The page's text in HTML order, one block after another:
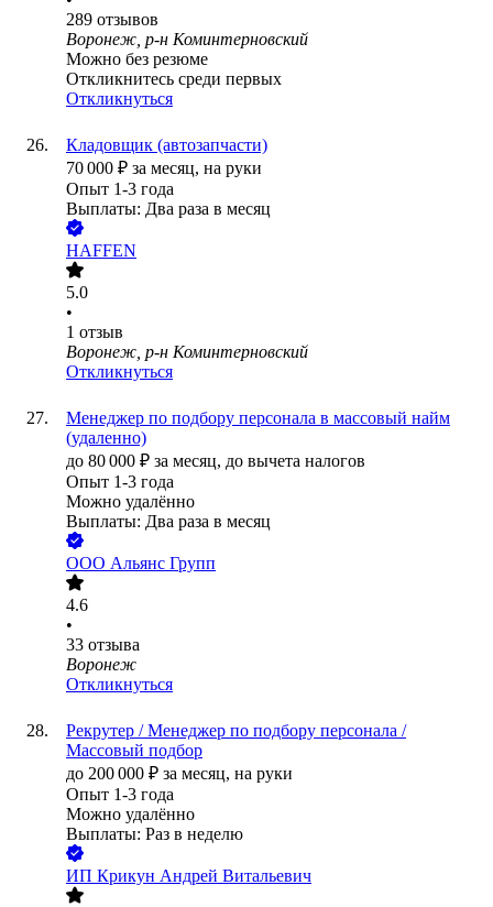
289 отзывов
Воронеж, р-н Коминтерновский
Можно без резюме
Откликнитесь среди первых
Откликнуться
Кладовщик (автозапчасти)
70 000 ₽ за месяц, на руки
Опыт 1-3 года
Выплаты: Два раза в месяц
HAFFEN
5.0
•
1 отзыв
Воронеж, р-н Коминтерновский
Откликнуться
Менеджер по подбору персонала в массовый найм
(удаленно)
до 80 000 ₽ за месяц, до вычета налогов
Опыт 1-3 года
Можно удалённо
Выплаты: Два раза в месяц
ООО Альянс Групп
4.6
•
33 отзыва
Воронеж
Откликнуться
Рекрутер / Менеджер по подбору персонала /
Массовый подбор
до 200 000 ₽ за месяц, на руки
Опыт 1-3 года
Можно удалённо
Выплаты: Раз в неделю
ИП Крикун Андрей Витальевич